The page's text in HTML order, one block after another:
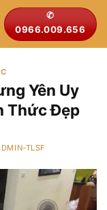
✆
0966.009.656
Yên Uy
Thức Đẹp
TLSF